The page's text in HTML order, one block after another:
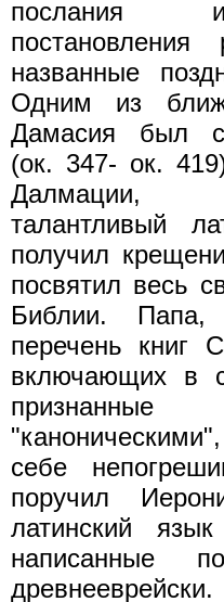
послания
постановления
названные
Одним из
Дамасия был
(ок. 347- ок.
Далмации,
талантливый
получил
посвятил весь
Библии. Папа,
перечень книг
включающих в
себе
поручил
латинский
написанные